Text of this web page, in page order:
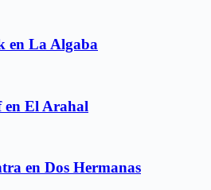
en La Algaba
en El Arahal
en Dos Hermanas